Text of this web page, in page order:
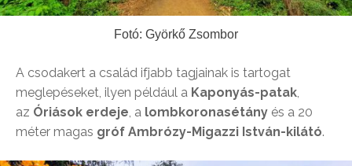
Fotó: Györkő Zsombor
A csodakert a család ifjabb tagjainak is tartogat
meglepéseket, ilyen például a Kaponyás-patak,
az Óriások erdeje, a lombkoronasétány és a 20
méter magas gróf Ambrózy-Migazzi István-kilátó.